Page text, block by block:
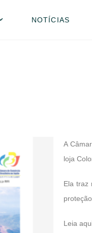
NOTÍCIAS
A
loja
Ela traz
Leia